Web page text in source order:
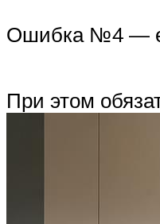
Ошибка №4 —
При этом